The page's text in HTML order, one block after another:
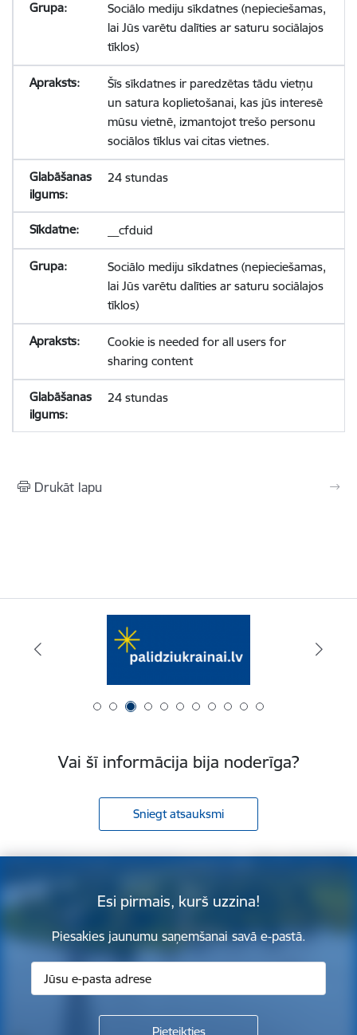
Sociālo mediju sīkdatnes (nepieciešamas,
lai Jūs varētu dalīties ar saturu sociālajos
tīklos)
Šīs sīkdatnes ir paredzētas tādu vietņu
un satura koplietošanai, kas jūs interesē
mūsu vietnē, izmantojot trešo personu
sociālos tīklus vai citas vietnes.
24 stundas
__cfduid
Sociālo mediju sīkdatnes (nepieciešamas,
lai Jūs varētu dalīties ar saturu sociālajos
tīklos)
Cookie is needed for all users for
sharing content
24 stundas
Drukāt lapu
Vai šī informācija bija noderīga?
Sniegt atsauksmi
Esi pirmais, kurš uzzina!
Piesakies jaunumu saņemšanai savā e-pastā.